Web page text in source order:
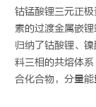
钴锰酸锂三元正
素的过渡金属嵌
归纳了钴酸锂、
料三相的共熔体
合化合物，分量